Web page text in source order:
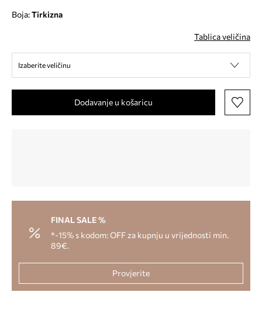
Boja: tirkizna
Tablica veličina
Izaberite veličinu
Dodavanje u košaricu
FINAL SALE %
*-15% s kodom: OFF za kupnju u vrijednosti min.
89€.
Provjerite